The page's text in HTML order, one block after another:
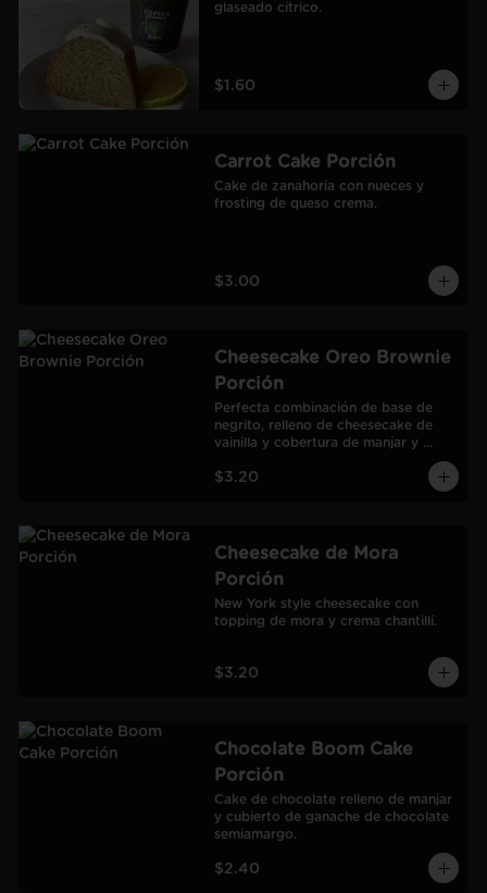
glaseado cítrico.
$1.60
Carrot Cake Porción
Cake de zanahoria con nueces y
frosting de queso crema.
$3.00
Cheesecake Oreo Brownie
Porción
Perfecta combinación de base de
negrito, relleno de cheesecake de
vainilla y cobertura de manjar y
$3.20
Cheesecake de Mora
Porción
New York style cheesecake con
topping de mora y crema chantillí.
$3.20
Chocolate Boom Cake
Porción
Cake de chocolate relleno de manjar
y cubierto de ganache de chocolate
semiamargo.
$2.40